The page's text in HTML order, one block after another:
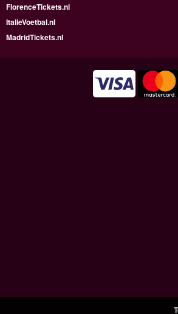
FlorenceTickets.nl
ItalieVoetbal.nl
MadridTickets.nl